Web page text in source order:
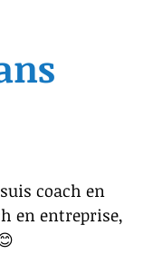
coach en
en entreprise,